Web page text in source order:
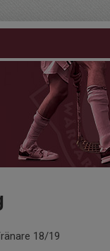
18/19